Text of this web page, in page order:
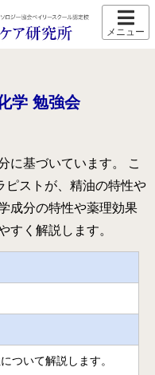
学 勉強会
に基づいています。 こ
ピストが、精油の特性や
成分の特性や薬理効果
すく解説します。
ついて解説します。
ース【2026年5月開
ピーコース【2026年5